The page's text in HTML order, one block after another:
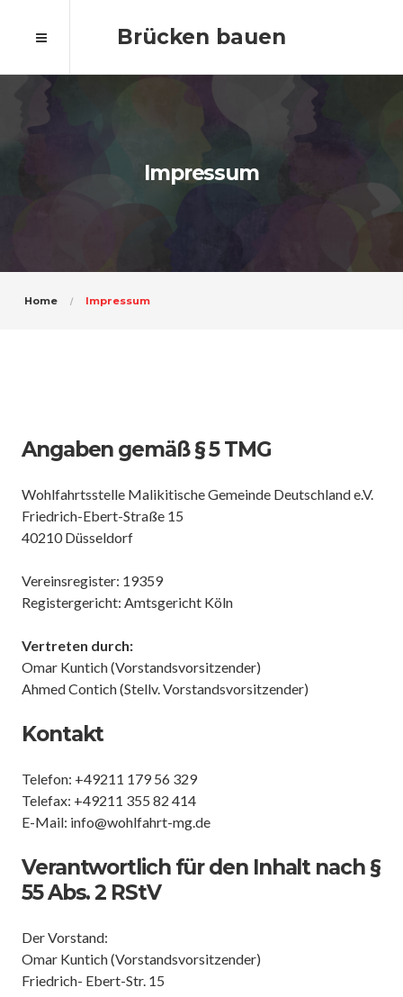
Brücken bauen
Impressum
Home Impressum
Angaben gemäß § 5 TMG
Wohlfahrtsstelle Malikitische Gemeinde Deutschland e.V.
Friedrich-Ebert-Straße 15
40210 Düsseldorf
Vereinsregister: 19359
Registergericht: Amtsgericht Köln
Vertreten durch:
Omar Kuntich (Vorstandsvorsitzender)
Ahmed Contich (Stellv. Vorstandsvorsitzender)
Kontakt
Telefon: +49211 179 56 329
Telefax: +49211 355 82 414
E-Mail: info@wohlfahrt-mg.de
Verantwortlich für den Inhalt nach §
55 Abs. 2 RStV
Der Vorstand:
Omar Kuntich (Vorstandsvorsitzender)
Friedrich- Ebert-Str. 15